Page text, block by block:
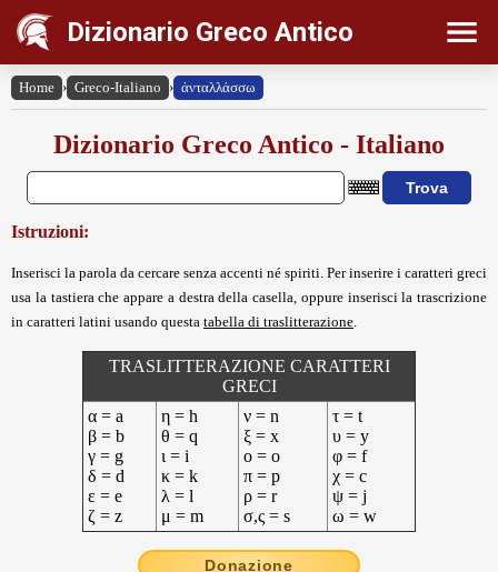
Dizionario Greco Antico
Home › Greco-Italiano › ἀνταλλάσσω
Dizionario Greco Antico - Italiano
Istruzioni:
Inserisci la parola da cercare senza accenti né spiriti. Per inserire i caratteri greci
usa la tastiera che appare a destra della casella, oppure inserisci la trascrizione
in caratteri latini usando questa tabella di traslitterazione
TRASLITTERAZIONE CARATTERI
GRECI
α = a
β = b
γ = g
δ = d
ε = e
ζ = z
η = h
θ = q
ι = i
κ = k
λ = l
μ = m
ν = n
ξ = x
ο = o
π = p
ρ = r
σ,ς = s
τ = t
υ = y
φ = f
χ = c
ψ = j
ω = w
Donazione